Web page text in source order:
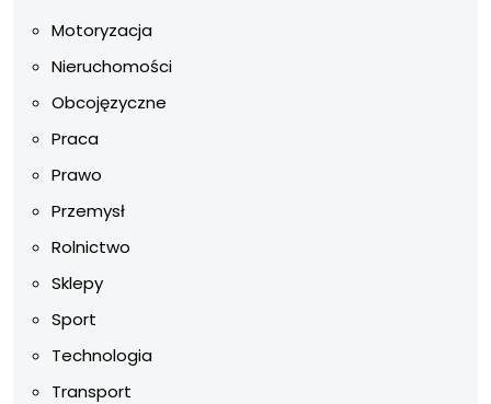
Motoryzacja
Nieruchomości
Obcojęzyczne
Praca
Prawo
Przemysł
Rolnictwo
Sklepy
Sport
Technologia
Transport